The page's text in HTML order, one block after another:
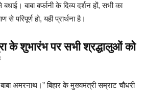
बाबा बर्फानी के दिव्य दर्शन हों, सभी का
परिपूर्ण हो, यही प्रार्थना है।
के शुभारंभ पर सभी श्रद्धालुओं को
अमरनाथ।” बिहार के मुख्यमंत्री सम्राट चौधरी